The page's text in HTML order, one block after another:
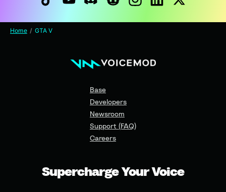
Home GTA V
Base
Developers
Newsroom
Support (FAQ)
Careers
Supercharge Your Voice